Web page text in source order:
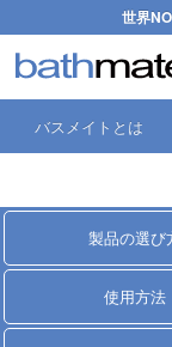
世界
バスメイトとは
▼ハイ
製品の選び
使用方法